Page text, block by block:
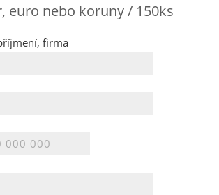
euro nebo koruny / 150ks
firma